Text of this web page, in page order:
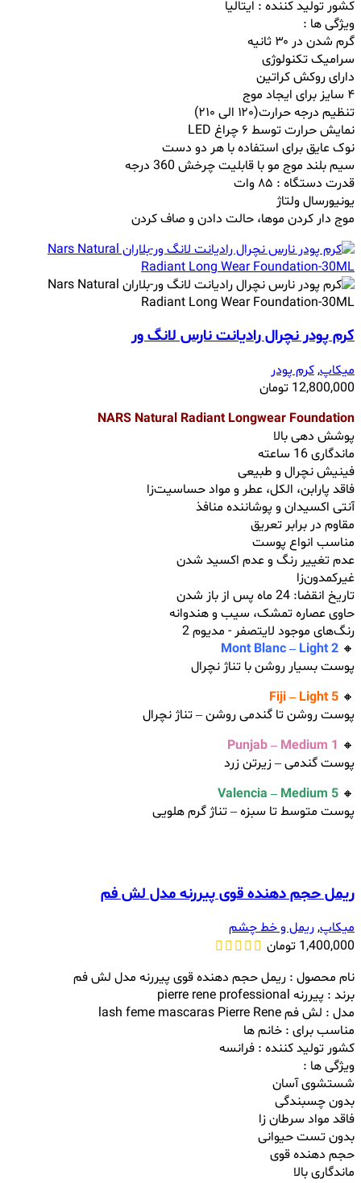
کشور تولید کننده : ایتالیا
ویژگی ها :
گرم شدن در ۳۰ ثانیه
سرامیک تکنولوژی
دارای روکش کراتین
۴ سایز برای ایجاد موج
تنظیم درجه حرارت(۱۲۰ الی ۲۱۰)
نمایش حرارت توسط ۶ چراغ LED
نوک عایق برای استفاده با هر دو دست
سیم بلند موج مو با قابلیت چرخش 360 درجه
قدرت دستگاه : ۸۵ وات
یونیورسال ولتاژ
موج دار کردن موها، حالت دادن و صاف کردن
کرم پودر نچرال رادیانت نارس لانگ ور
میکاپ,کرم پودر
12,800,000 تومان
NARS Natural Radiant Longwear Foundation
پوشش‌ دهی بالا
ماندگاری 16 ساعته
فینیش نچرال و طبیعی
فاقد پارابن، الکل، عطر و مواد حساسیت‌زا
آنتی اکسیدان و پوشاننده منافذ
مقاوم در برابر تعریق
مناسب انواع پوست
عدم تغییر رنگ و عدم اکسید شدن
غیرکمدون‌زا
تاریخ انقضا: 24 ماه پس از باز شدن
حاوی عصاره تمشک، سیب و هندوانه
رنگ‌های موجود لایتصفر - مدیوم 2
🔸
Mont Blanc – Light 2
پوست بسیار روشن با تناژ نچرال
🔸
Fiji – Light 5
پوست روشن تا گندمی روشن – تناژ نچرال
🔸
Punjab – Medium 1
پوست گندمی – زیرتن زرد
🔸
Valencia – Medium 5
پوست متوسط تا سبزه – تناژ گر‌م هلویی
ریمل حجم دهنده قوی پیررنه مدل لش فم
میکاپ,ریمل و خط چشم
1,400,000 تومان
نام محصول : ریمل حجم دهنده قوی پیررنه مدل لش فم
برند : پیررنه pierre rene professional
مدل : لش فم lash feme mascaras Pierre Rene
مناسب برای : خانم ها
کشور تولید کننده : فرانسه
ویژگی ها :
شستشوی آسان
بدون چسبندگی
فاقد مواد سرطان زا
بدون تست حیوانی
حجم دهنده قوی
ماندگاری بالا